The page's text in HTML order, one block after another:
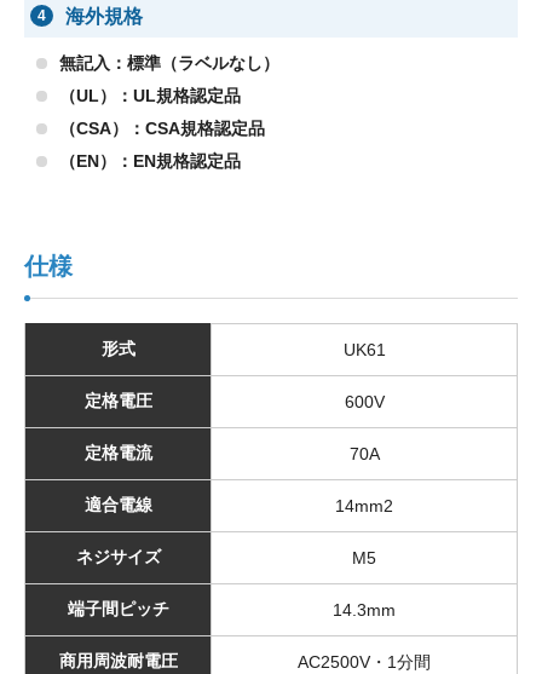
4 海外規格
無記入：標準（ラベルなし）
（UL）：UL規格認定品
（CSA）：CSA規格認定品
（EN）：EN規格認定品
仕様
形式 UK61
定格電圧 600V
定格電流 70A
適合電線 14mm2
ネジサイズ M5
端子間ピッチ 14.3mm
商用周波耐電圧 AC2500V・1分間